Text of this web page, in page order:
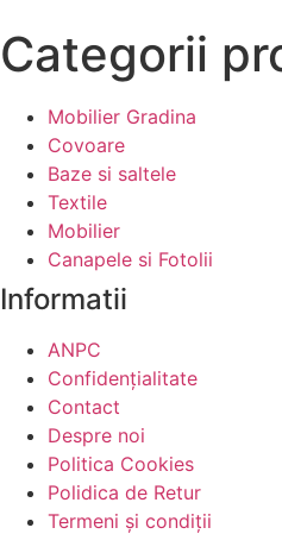
Categorii
Mobilier Gradina
Covoare
Baze si saltele
Textile
Mobilier
Canapele si Fotolii
Informatii
ANPC
Confidențialitate
Contact
Despre noi
Politica Cookies
Polidica de Retur
Termeni și condiții